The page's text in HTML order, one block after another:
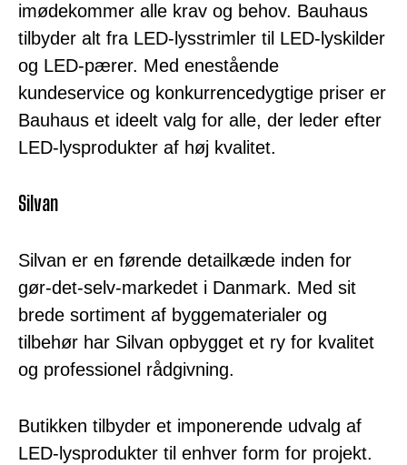
imødekommer alle krav og behov. Bauhaus
tilbyder alt fra LED-lysstrimler til LED-lyskilder
og LED-pærer. Med enestående
kundeservice og konkurrencedygtige priser er
Bauhaus et ideelt valg for alle, der leder efter
LED-lysprodukter af høj kvalitet.
Silvan
Silvan er en førende detailkæde inden for
gør-det-selv-markedet i Danmark. Med sit
brede sortiment af byggematerialer og
tilbehør har Silvan opbygget et ry for kvalitet
og professionel rådgivning.
Butikken tilbyder et imponerende udvalg af
LED-lysprodukter til enhver form for projekt.